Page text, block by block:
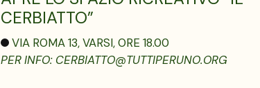
CERBIATTO”
VIA ROMA 13, VARSI, ORE 18.00
PER INFO: CERBIATTO@TUTTIPERUNO.ORG